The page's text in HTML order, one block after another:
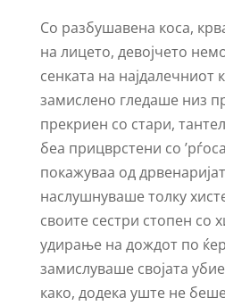
Со разбушавена коса,
на лицето, девојчето
сенката на најдалечниот
замислено гледаше низ
прекриен со стари,
беа прицврстени со
покажуваа од
наслушнуваше толку
своите сестри стопен со
удирање на дождот по
замислуваше својата
како, додека уште не